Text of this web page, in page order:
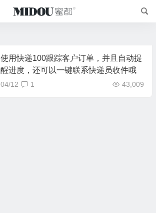
使用快递100跟踪客户订单，并且自动提
醒进度，还可以一键联系快递员收件哦
04/12 43,009
1